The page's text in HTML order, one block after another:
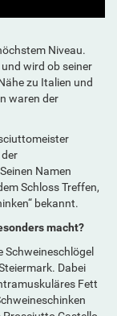
Niveau.
wird ob seiner
zu Italien und
waren der
Namen
Schloss Treffen,
bekannt.
macht?
Dabei
Fett